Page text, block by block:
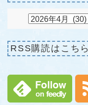
RSS購読はこちら